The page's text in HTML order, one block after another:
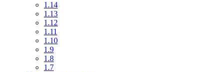
1.14
1.13
1.12
1.11
1.10
1.9
1.8
1.7